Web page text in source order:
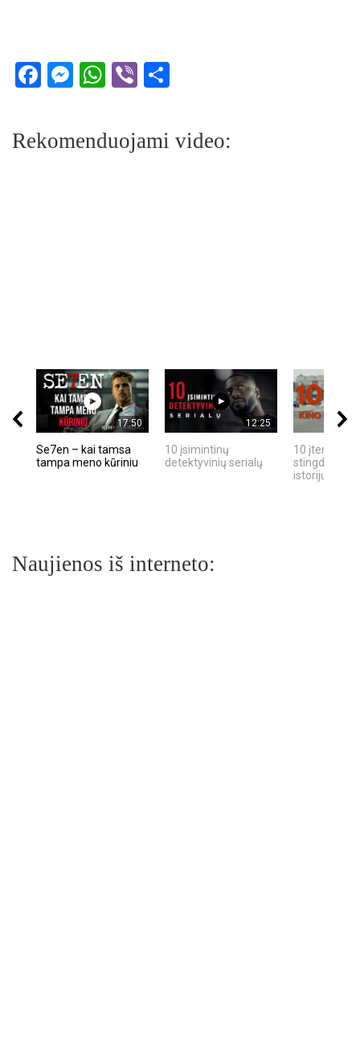
Facebook
Messenger
WhatsApp
Viber
Rekomenduojami video:
17:50
Se7en – kai tamsa
tampa meno kūriniu
12:25
10 įsimintinų
detektyvinių serialų
10 įtemptų,
stingdančių
istorijų
Naujienos iš interneto: